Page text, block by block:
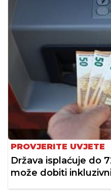
PROVJERITE UVJETE
Država isplaćuje do
može dobiti